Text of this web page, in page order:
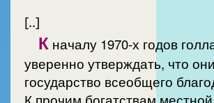
[..]
К началу 1970-х годов
уверенно утверждать, что
государство всеобщего